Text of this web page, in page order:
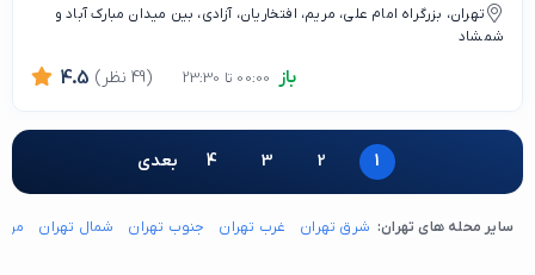
تهران، بزرگراه امام علی، مریم، افتخاریان، آزادی، بین میدان مبارک آباد و
شمشاد
باز 4.5 (49 نظر)
1
2
3
4 بعدی
سایر محله های تهران: شرق تهران غرب تهران جنوب تهران شمال تهران